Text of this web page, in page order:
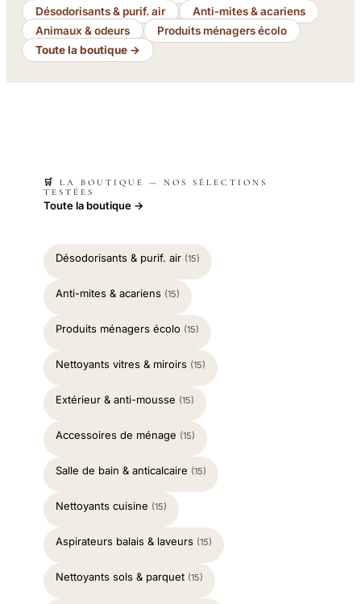
Désodorisants & purif. air
Anti-mites & acariens
Animaux & odeurs
Produits ménagers écolo
Toute la boutique →
🛒 LA BOUTIQUE — NOS SÉLECTIONS
TESTÉES
Toute la boutique →
Désodorisants & purif. air (15)
Anti-mites & acariens (15)
Produits ménagers écolo (15)
Nettoyants vitres & miroirs (15)
Extérieur & anti-mousse (15)
Accessoires de ménage (15)
Salle de bain & anticalcaire (15)
Nettoyants cuisine (15)
Aspirateurs balais & laveurs (15)
Nettoyants sols & parquet (15)